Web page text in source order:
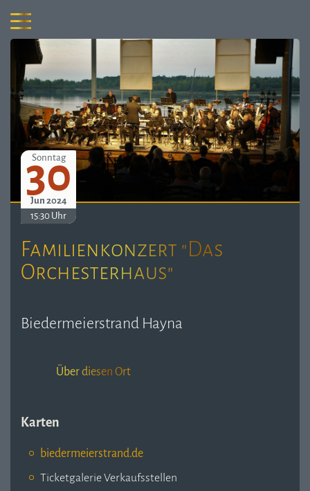
Sonntag
30
Jun 2024
15:30 Uhr
Familienkonzert "Das
Orchesterhaus"
Biedermeierstrand Hayna
Über diesen Ort
Karten
biedermeierstrand.de
Ticketgalerie Verkaufsstellen